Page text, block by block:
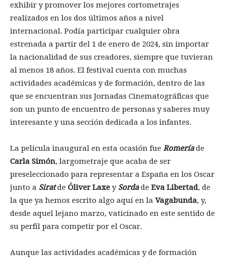
exhibir y promover los mejores cortometrajes
realizados en los dos últimos años a nivel
internacional. Podía participar cualquier obra
estrenada a partir del 1 de enero de 2024, sin importar
la nacionalidad de sus creadores, siempre que tuvieran
al menos 18 años. El festival cuenta con muchas
actividades académicas y de formación, dentro de las
que se encuentran sus Jornadas Cinematográficas que
son un punto de encuentro de personas y saberes muy
interesante y una sección dedicada a los infantes.
La película inaugural en esta ocasión fue Romeríade
Carla Simón, largometraje que acaba de ser
preseleccionado para representar a España en los Oscar
junto a Siratde Óliver Laxe y Sordade Eva Libertad, de
la que ya hemos escrito algo aquí en la Vagabunda, y,
desde aquel lejano marzo, vaticinado en este sentido de
su perfil para competir por el Oscar.
Aunque las actividades académicas y de formación